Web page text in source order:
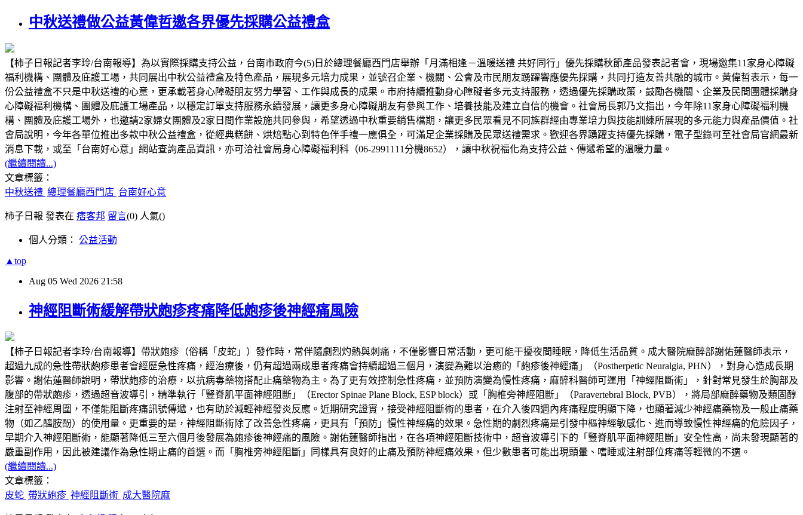
中秋送禮做公益黃偉哲邀各界優先採購公益禮盒
【柿子日報記者李玲/台南報導】為以實際採購支持公益，台南市政府今(5)日於總理餐廳西門店舉辦「月滿相逢－溫暖送禮 共好同行」優先採購秋節產品發表記者會，現場邀集11家身心障礙
福利機構、團體及庇護工場，共同展出中秋公益禮盒及特色產品，展現多元培力成果，並號召企業、機關、公會及市民朋友踴躍響應優先採購，共同打造友善共融的城市。黃偉哲表示，每一
份公益禮盒不只是中秋送禮的心意，更承載著身心障礙朋友努力學習、工作與成長的成果。市府持續推動身心障礙者多元支持服務，透過優先採購政策，鼓勵各機關、企業及民間團體採購身
心障礙福利機構、團體及庇護工場產品，以穩定訂單支持服務永續發展，讓更多身心障礙朋友有參與工作、培養技能及建立自信的機會。社會局長郭乃文指出，今年除11家身心障礙福利機
構、團體及庇護工場外，也邀請2家婦女團體及2家日間作業設施共同參與，希望透過中秋重要銷售檔期，讓更多民眾看見不同族群經由專業培力與技能訓練所展現的多元能力與產品價值。社
會局說明，今年各單位推出多款中秋公益禮盒，從經典糕餅、烘焙點心到特色伴手禮一應俱全，可滿足企業採購及民眾送禮需求。歡迎各界踴躍支持優先採購，電子型錄可至社會局官網最新
消息下載，或至「台南好心意」網站查詢產品資訊，亦可洽社會局身心障礙福利科（06-2991111分機8652），讓中秋祝福化為支持公益、傳遞希望的溫暖力量。
(繼續閱讀...)
文章標籤：
中秋送禮 總理餐廳西門店 台南好心意
柿子日報 發表在 痞客邦 留言(0) 人氣()
個人分類： 公益活動
▲top
Aug 05 Wed 2026 21:58
神經阻斷術緩解帶狀皰疹疼痛降低皰疹後神經痛風險
【柿子日報記者李玲/台南報導】帶狀皰疹（俗稱「皮蛇」）發作時，常伴隨劇烈灼熱與刺痛，不僅影響日常活動，更可能干擾夜間睡眠，降低生活品質。成大醫院麻醉部謝佑蓮醫師表示，
超過九成的急性帶狀皰疹患者會經歷急性疼痛，經治療後，仍有超過兩成患者疼痛會持續超過三個月，演變為難以治癒的「皰疹後神經痛」（Postherpetic Neuralgia, PHN），對身心造成長期
影響。謝佑蓮醫師說明，帶狀皰疹的治療，以抗病毒藥物搭配止痛藥物為主。為了更有效控制急性疼痛，並預防演變為慢性疼痛，麻醉科醫師可運用「神經阻斷術」，針對常見發生於胸部及
腹部的帶狀皰疹，透過超音波導引，精準執行「豎脊肌平面神經阻斷」（Erector Spinae Plane Block, ESP block）或「胸椎旁神經阻斷」（Paravertebral Block, PVB），將局部麻醉藥物及類固醇
注射至神經周圍，不僅能阻斷疼痛訊號傳遞，也有助於減輕神經發炎反應。近期研究證實，接受神經阻斷術的患者，在介入後四週內疼痛程度明顯下降，也顯著減少神經痛藥物及一般止痛藥
物（如乙醯胺酚）的使用量。更重要的是，神經阻斷術除了改善急性疼痛，更具有「預防」慢性神經痛的效果。急性期的劇烈疼痛是引發中樞神經敏感化、進而導致慢性神經痛的危險因子，
早期介入神經阻斷術，能顯著降低三至六個月後發展為皰疹後神經痛的風險。謝佑蓮醫師指出，在各項神經阻斷技術中，超音波導引下的「豎脊肌平面神經阻斷」安全性高，尚未發現顯著的
嚴重副作用，因此被建議作為急性期止痛的首選。而「胸椎旁神經阻斷」同樣具有良好的止痛及預防神經痛效果，但少數患者可能出現頭暈、嗜睡或注射部位疼痛等輕微的不適。
(繼續閱讀...)
文章標籤：
皮蛇 帶狀皰疹 神經阻斷術 成大醫院麻